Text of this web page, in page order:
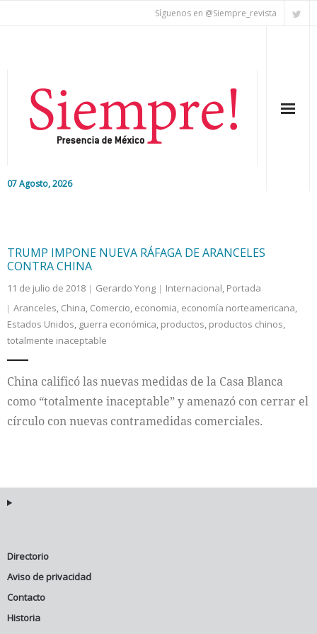
Síguenos en @Siempre_revista
07 Agosto, 2026
Colaboradores
Internacional
Cultura
TRUMP IMPONE NUEVA RÁFAGA DE ARANCELES
CONTRA CHINA
11 de julio de 2018 Gerardo Yong Internacional, Portada
Aranceles, China, Comercio, economia, economía norteamericana,
Estados Unidos, guerra económica, productos, productos chinos,
totalmente inaceptable
China calificó las nuevas medidas de la Casa Blanca
como “totalmente inaceptable” y amenazó con cerrar el
círculo con nuevas contramedidas comerciales.
Directorio
Aviso de privacidad
Contacto
Historia